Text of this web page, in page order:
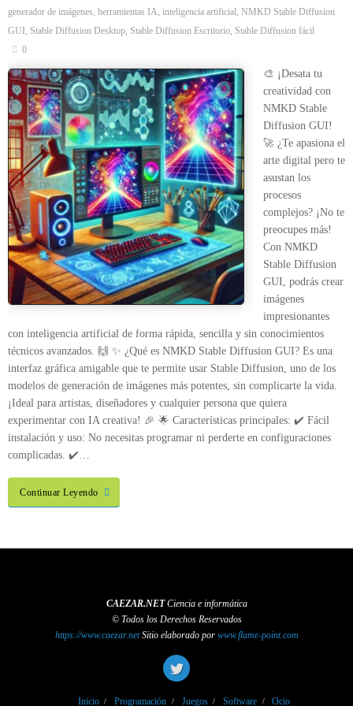
generador de imágenes, herramientas IA, inteligencia artificial, NMKD Stable Diffusion
GUI , Stable Diffusion Desktop, Stable Diffusion Escritorio, Stable Diffusion fácil
0
🎨 ¡Desata tu
creatividad con
NMKD Stable
Diffusion GUI!
🚀 ¿Te apasiona el
arte digital pero te
asustan los
procesos
complejos? ¡No te
preocupes más!
Con NMKD
Stable Diffusion
GUI, podrás crear
imágenes
impresionantes
con inteligencia artificial de forma rápida, sencilla y sin conocimientos
técnicos avanzados. 🙌 ✨ ¿Qué es NMKD Stable Diffusion GUI? Es una
interfaz gráfica amigable que te permite usar Stable Diffusion, uno de los
modelos de generación de imágenes más potentes, sin complicarte la vida.
¡Ideal para artistas, diseñadores y cualquier persona que quiera
experimentar con IA creativa! 🎉 🌟 Características principales: ✔️ Fácil
instalación y uso: No necesitas programar ni perderte en configuraciones
complicadas. ✔️…
Continuar Leyendo
CAEZAR.NETCiencia e informática
© Todos los Derechos Reservados
https://www.caezar.netSitio elaborado por www.flame-point.com
Inicio Programación Juegos Software Ocio